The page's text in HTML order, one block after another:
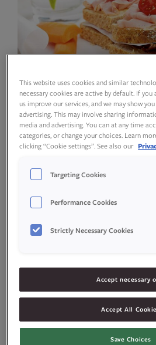
–
Ingredienser
Gjærdeig
1000ghvetemel
sammalt
This website uses cookies and similar
necessary cookies are active by default. If
us improve our services, and we may show
advertising. This may involve sharing
media and advertising. You can at any time
categories, or change your choices. Learn
clicking “Cookie settings”. See also our
Targeting Cookies
Performance Cookies
Strictly Necessary Cookies
Accept necessary
Accept All
Save Choices